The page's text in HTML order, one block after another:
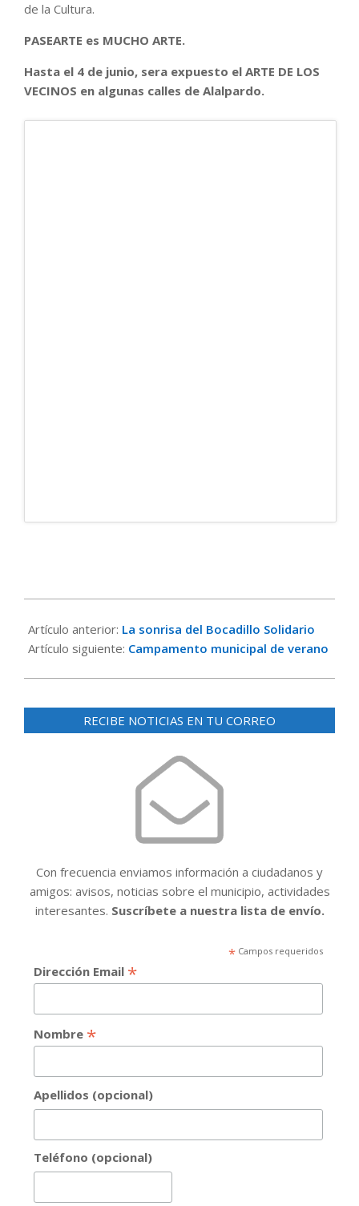
de la Cultura.
PASEARTE es MUCHO ARTE.
Hasta el 4 de junio, sera expuesto el ARTE DE LOS
VECINOS en algunas calles de Alalpardo.
05-
21
Artículo anterior: La sonrisa del Bocadillo Solidario
Artículo siguiente: Campamento municipal de verano
RECIBE NOTICIAS EN TU CORREO
Con frecuencia enviamos información a ciudadanos y
amigos: avisos, noticias sobre el municipio, actividades
interesantes. Suscríbete a nuestra lista de envío.
*Campos requeridos
Dirección Email *
Nombre *
Apellidos (opcional)
Teléfono (opcional)